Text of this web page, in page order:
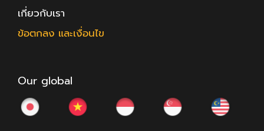
เกี่ยวกับเรา
ข้อตกลง และเงื่อนไข
Our global